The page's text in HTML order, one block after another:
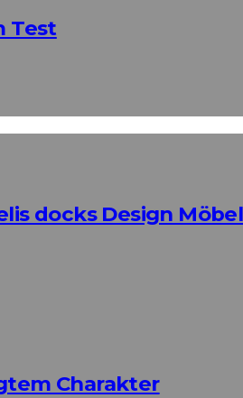
Test
docks Design
Charakter